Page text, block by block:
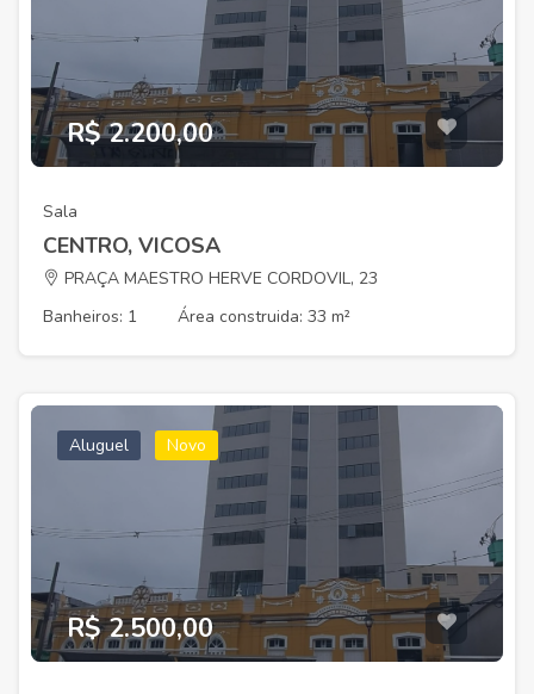
R$ 2.200,00
Sala
CENTRO, VICOSA
PRAÇA MAESTRO HERVE CORDOVIL, 23
Banheiros: 1
Área construida: 33 m²
Aluguel Novo
R$ 2.500,00